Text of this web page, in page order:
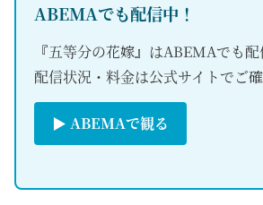
ABEMAでも配信中！
『五等分の花嫁』はABEMAでも
配信状況・料金は公式サイトでご確
▶ ABEMAで観る